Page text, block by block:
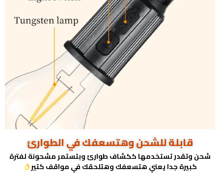
قابلة للشحن وهتسعفك في الطوارئ
شحن وتقدر تستخدمها ككشاف طوارئ وبتستمر مشحونة لفترة
كبيرة جدا يعني هتسعفك وهتلحقك في مواقف كتير